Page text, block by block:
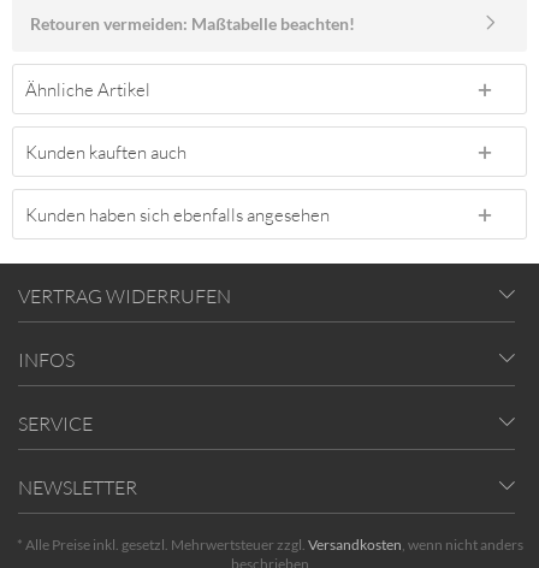
Retouren vermeiden: Maßtabelle beachten!
Ähnliche Artikel
Kunden kauften auch
Kunden haben sich ebenfalls angesehen
VERTRAG WIDERRUFEN
INFOS
SERVICE
NEWSLETTER
* Alle Preise inkl. gesetzl. Mehrwertsteuer zzgl. Versandkosten, wenn nicht anders
beschrieben